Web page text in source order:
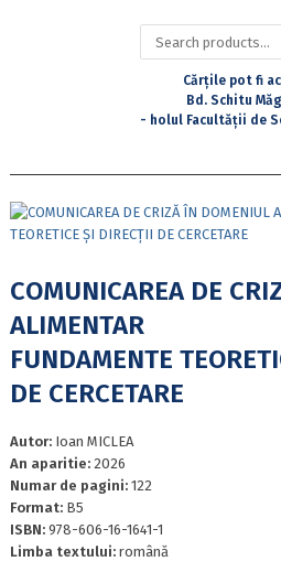
Search
for:
Cărțile pot fi
Bd. Schitu
- holul Facultății de
COMUNICAREA DE
ALIMENTAR
FUNDAMENTE
DE CERCETARE
Autor: Ioan MICLEA
An aparitie: 2026
Numar de pagini: 122
Format: B5
ISBN: 978-606-16-1641-1
Limba textului: română